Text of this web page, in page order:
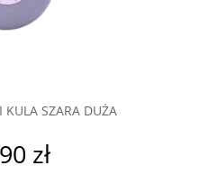
KULA SZARA DUŻA
zł